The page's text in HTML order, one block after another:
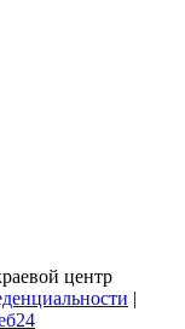
центр
|